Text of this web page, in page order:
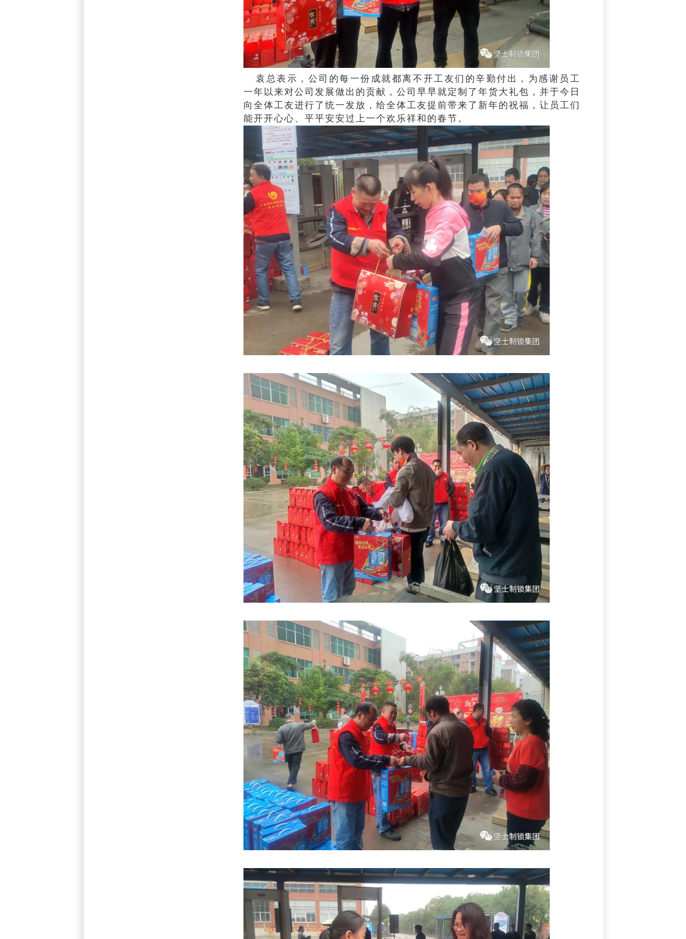
袁总表示，公司的每一份成就都离不开工友们的辛勤付出，为感谢员工
一年以来对公司发展做出的贡献，公司早早就定制了年货大礼包，并于今日
向全体工友进行了统一发放，给全体工友提前带来了新年的祝福，让员工们
能开开心心、平平安安过上一个欢乐祥和的春节。